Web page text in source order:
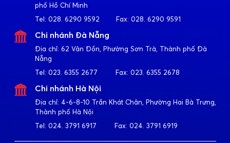
phố Hồ Chí Minh
Tel: 028. 6290 9592 Fax: 028. 6290 9591
Chi nhánh Đà Nẵng
Địa chỉ: 62 Vân Đồn, Phường Sơn Trà, Thành phố Đà
Nẵng
Tel: 023. 6355 2677 Fax: 023. 6355 2678
Chi nhánh Hà Nội
Địa chỉ: 4-6-8-10 Trần Khát Chân, Phường Hai Bà Trưng,
Thành phố Hà Nội
Tel: 024. 3791 6917 Fax: 024. 3791 6919